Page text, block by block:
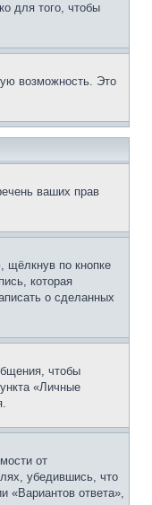
для того, чтобы
возможность. Это
ваших прав
щёлкнув по кнопке
которая
о сделанных
чтобы
«Личные
от
убедившись, что
«Вариантов ответа»,